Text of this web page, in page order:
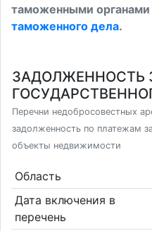
таможенными органами
таможенного дела.
ЗАДОЛЖЕННОСТЬ
Перечни недобросовестных
задолженность по платежам
объекты недвижимости
Область
Дата включения в
перечень